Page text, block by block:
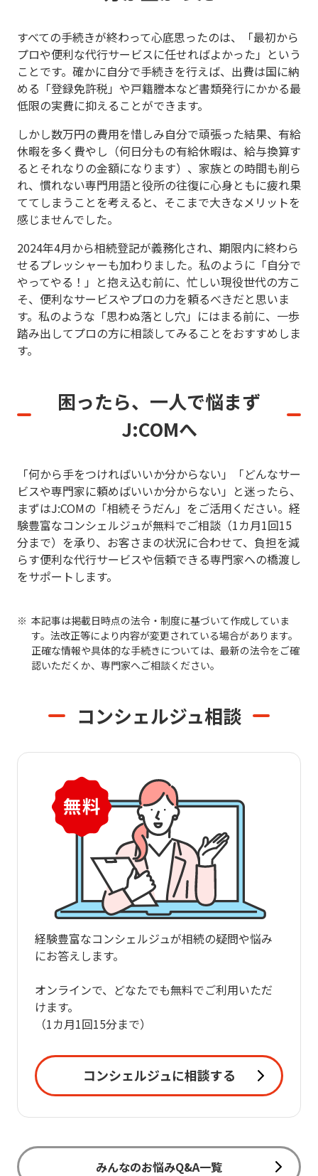
すべての手続きが終わって心底思ったのは、「最初から
プロや便利な代行サービスに任せればよかった」という
ことです。確かに自分で手続きを行えば、出費は国に納
める「登録免許税」や戸籍謄本など書類発行にかかる最
低限の実費に抑えることができます。
しかし数万円の費用を惜しみ自分で頑張った結果、有給
休暇を多く費やし（何日分もの有給休暇は、給与換算す
るとそれなりの金額になります）、家族との時間も削ら
れ、慣れない専門用語と役所の往復に心身ともに疲れ果
ててしまうことを考えると、そこまで大きなメリットを
感じませんでした。
2024年4月から相続登記が義務化され、期限内に終わら
せるプレッシャーも加わりました。私のように「自分で
やってやる！」と抱え込む前に、忙しい現役世代の方こ
そ、便利なサービスやプロの力を頼るべきだと思いま
す。私のような「思わぬ落とし穴」にはまる前に、一歩
踏み出してプロの方に相談してみることをおすすめしま
す。
困ったら、一人で悩まず
J:COMへ
「何から手をつければいいか分からない」「どんなサー
ビスや専門家に頼めばいいか分からない」と迷ったら、
まずはJ:COMの「相続そうだん」をご活用ください。経
験豊富なコンシェルジュが無料でご相談（1カ月1回15
分まで）を承り、お客さまの状況に合わせて、負担を減
らす便利な代行サービスや信頼できる専門家への橋渡し
をサポートします。
本記事は掲載日時点の法令・制度に基づいて作成していま
す。法改正等により内容が変更されている場合があります。
正確な情報や具体的な手続きについては、最新の法令をご確
認いただくか、専門家へご相談ください。
コンシェルジュ相談
経験豊富なコンシェルジュが相続の疑問や悩み
にお答えします。
オンラインで、どなたでも無料でご利用いただ
けます。
（1カ月1回15分まで）
コンシェルジュに相談する
みんなのお悩みQ&A一覧